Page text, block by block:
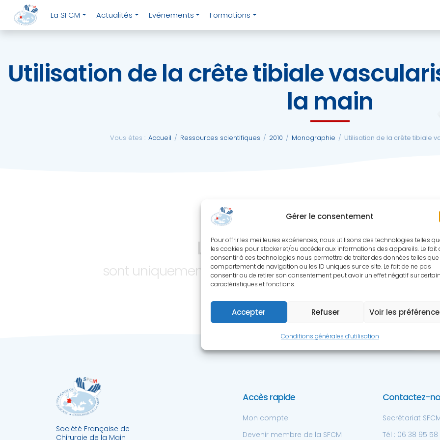
Gérer le consentement
Pour offrir les meilleures expériences, nous utilisons des technologies telles
les cookies pour stocker et/ou accéder aux informations des appareils. Le fait
consentir à ces technologies nous permettra de traiter des données telles que
comportement de navigation ou les ID uniques sur ce site. Le fait de ne pas
consentir ou de retirer son consentement peut avoir un effet négatif sur
caractéristiques et fonctions.
Accepter Refuser Voir les
Conditions générales d’utilisation
La SFCM Actualités Evénements Formations
Utilisation de la crête tibiale
la main
Vous êtes : Accueil / Ressources scientifiques / 2010 / Monographie / Utilisation de la crête tibiale
LES RESSOURCES
sont uniquement accessibles aux membres de la
Société Française de
Chirurgie de la Main
Accès rapide
Mon compte
Devenir membre de la SFCM
Contactez-
Secrétariat
Tél : 06 38 95 58
close
La